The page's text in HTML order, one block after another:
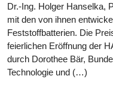
Dr.-Ing. Holger Hanselka,
mit den von ihnen
Feststoffbatterien. Die
feierlichen Eröffnung der
durch Dorothee Bär,
Technologie und (…)